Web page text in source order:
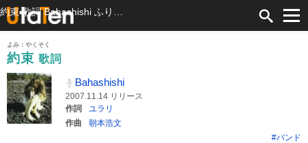
よみ：やくそく
約束 歌詞
Bahashishi
2007.11.14 リリース
作詞
ユラリ
作曲
朝本浩文
#バンド